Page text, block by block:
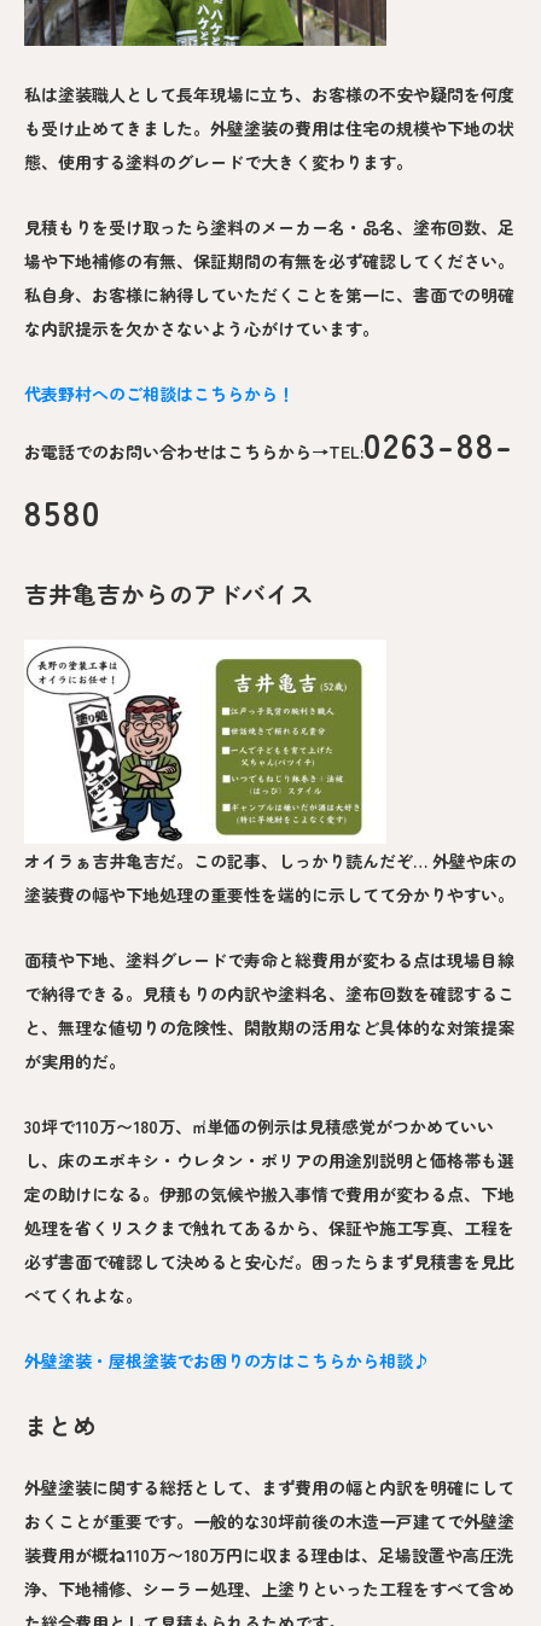
私は塗装職人として長年現場に立ち、お客様の不安や疑問を何度
も受け止めてきました。外壁塗装の費用は住宅の規模や下地の状
態、使用する塗料のグレードで大きく変わります。
見積もりを受け取ったら塗料のメーカー名・品名、塗布回数、足
場や下地補修の有無、保証期間の有無を必ず確認してください。
私自身、お客様に納得していただくことを第一に、書面での明確
な内訳提示を欠かさないよう心がけています。
代表野村へのご相談はこちらから！
お電話でのお問い合わせはこちらから→TEL:0263-88-
8580
吉井亀吉からのアドバイス
オイラぁ吉井亀吉だ。この記事、しっかり読んだぞ… 外壁や床の
塗装費の幅や下地処理の重要性を端的に示してて分かりやすい。
面積や下地、塗料グレードで寿命と総費用が変わる点は現場目線
で納得できる。見積もりの内訳や塗料名、塗布回数を確認するこ
と、無理な値切りの危険性、閑散期の活用など具体的な対策提案
が実用的だ。
30坪で110万〜180万、㎡単価の例示は見積感覚がつかめていい
し、床のエポキシ・ウレタン・ポリアの用途別説明と価格帯も選
定の助けになる。伊那の気候や搬入事情で費用が変わる点、下地
処理を省くリスクまで触れてあるから、保証や施工写真、工程を
必ず書面で確認して決めると安心だ。困ったらまず見積書を見比
べてくれよな。
外壁塗装・屋根塗装でお困りの方はこちらから相談♪
まとめ
外壁塗装に関する総括として、まず費用の幅と内訳を明確にして
おくことが重要です。一般的な30坪前後の木造一戸建てで外壁塗
装費用が概ね110万〜180万円に収まる理由は、足場設置や高圧洗
浄、下地補修、シーラー処理、上塗りといった工程をすべて含め